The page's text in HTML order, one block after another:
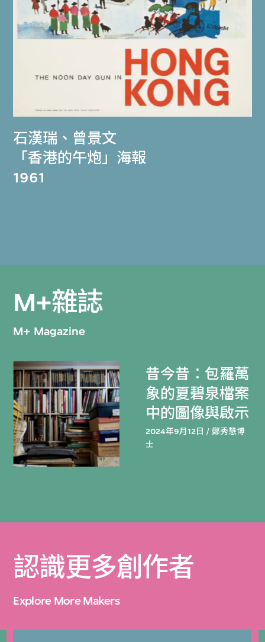
石漢瑞 、 曾景文
「香港的午炮」海報
1961
M+雜誌
M+ Magazine
昔今昔：包羅萬
象的夏碧泉檔案
中的圖像與啟示
2024年9月12日 / 鄭秀慧博
士
認識更多創作者
Explore More Makers